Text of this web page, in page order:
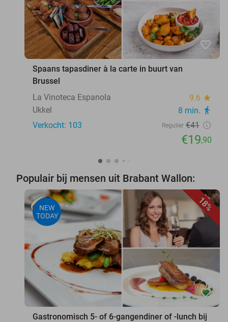
favorite_border
Spaans tapasdiner à la carte in buurt van
Brussel
La Vinoteca Espanola
9.6 star
Ukkel 8 min. directions_walk
Verkocht: 103 Regulier €41
€19,90
Populair bij mensen uit Brabant Wallon:
18%
NEW
TODAY
favorite_border
Gastronomisch 5- of 6-gangendiner of -lunch bij